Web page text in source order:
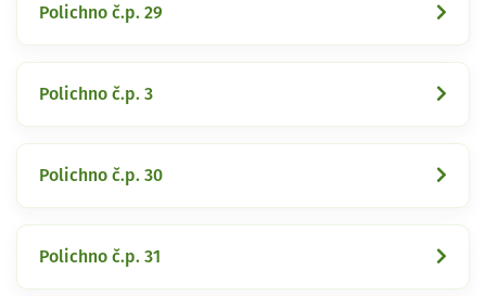
Polichno č.p. 29
Polichno č.p. 3
Polichno č.p. 30
Polichno č.p. 31